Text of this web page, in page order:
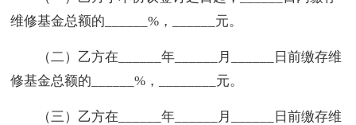
维修基金总额的______%，______元。
（二）乙方在______年______月______日前缴存维
修基金总额的______%，________元。
（三）乙方在______年______月______日前缴存维